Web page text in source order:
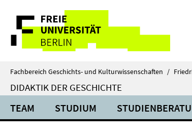
direkt
Inhalt
Service-
Navigation
Fachbereich Geschichts- und Kulturwissenschaften /
DIDAKTIK DER GESCHICHTE
TEAM STUDIUM